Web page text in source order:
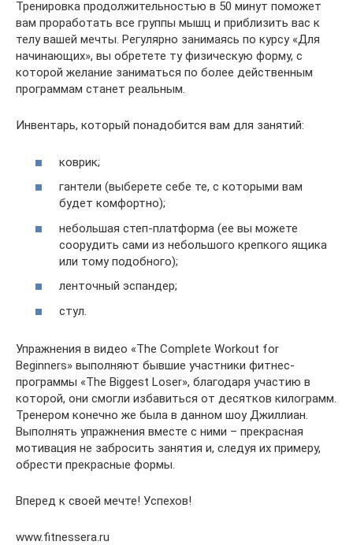
Тренировка продолжительностью в 50 минут поможет
вам проработать все группы мышц и приблизить вас к
телу вашей мечты. Регулярно занимаясь по курсу «Для
начинающих», вы обретете ту физическую форму, с
которой желание заниматься по более действенным
программам станет реальным.
Инвентарь, который понадобится вам для занятий:
коврик;
гантели (выберете себе те, с которыми вам
будет комфортно);
небольшая степ-платформа (ее вы можете
соорудить сами из небольшого крепкого ящика
или тому подобного);
ленточный эспандер;
стул.
Упражнения в видео «The Complete Workout for
Beginners» выполняют бывшие участники фитнес-
программы «The Biggest Loser», благодаря участию в
которой, они смогли избавиться от десятков килограмм.
Тренером конечно же была в данном шоу Джиллиан.
Выполнять упражнения вместе с ними – прекрасная
мотивация не забросить занятия и, следуя их примеру,
обрести прекрасные формы.
Вперед к своей мечте! Успехов!
www.fitnessera.ru